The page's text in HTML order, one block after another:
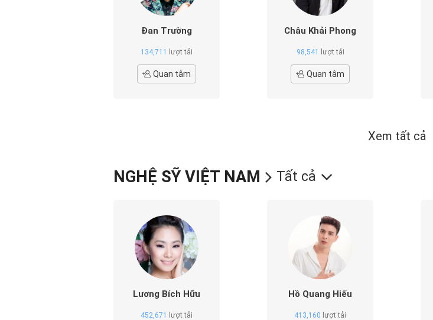
Đan Trường
134,711 lượt tải
Quan tâm
Châu Khải Phong
98,541 lượt tải
Quan tâm
Xem tất cả
NGHỆ SỸ VIỆT NAM Tất cả
Lương Bích Hữu
452,671 lượt tải
Hồ Quang Hiếu
413,160 lượt tải